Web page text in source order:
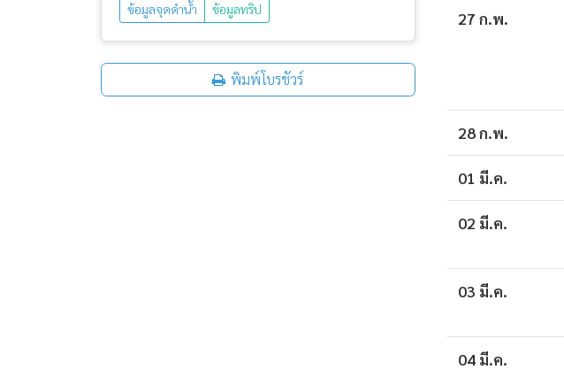
ข้อมูลจุดดำน้ำ ข้อมูลทริป
พิมพ์โบรชัวร์
27 ก.พ.
28 ก.พ.
01 มี.ค.
02 มี.ค.
03 มี.ค.
04 มี.ค.